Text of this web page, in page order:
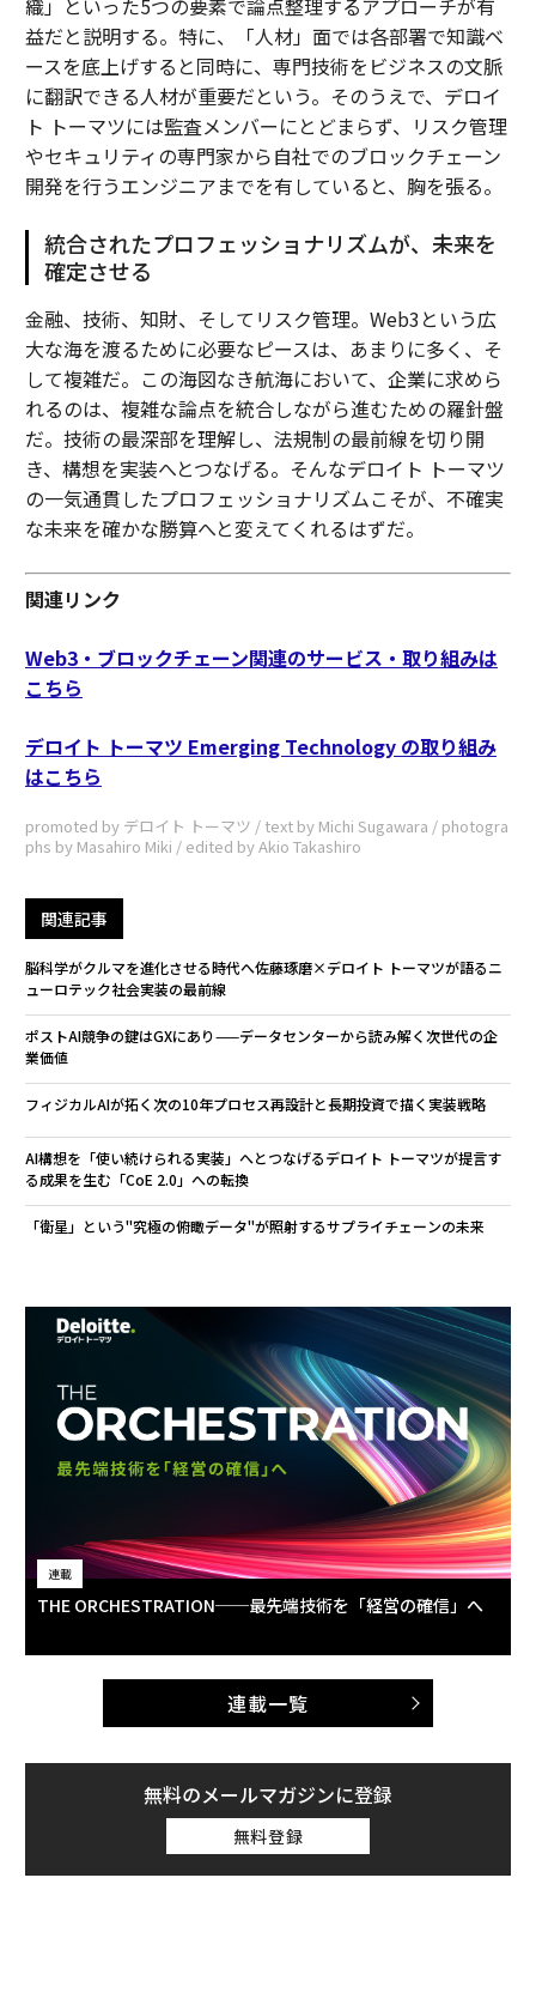
益だと説明する。特に、「人材」面では各部署で知識ベ
ースを底上げすると同時に、専門技術をビジネスの文脈
に翻訳できる人材が重要だという。そのうえで、デロイ
ト トーマツには監査メンバーにとどまらず、リスク管理
やセキュリティの専門家から自社でのブロックチェーン
開発を行うエンジニアまでを有していると、胸を張る。
統合されたプロフェッショナリズムが、未来を
確定させる
金融、技術、知財、そしてリスク管理。Web3という広
大な海を渡るために必要なピースは、あまりに多く、そ
して複雑だ。この海図なき航海において、企業に求めら
れるのは、複雑な論点を統合しながら進むための羅針盤
だ。技術の最深部を理解し、法規制の最前線を切り開
き、構想を実装へとつなげる。そんなデロイト トーマツ
の一気通貫したプロフェッショナリズムこそが、不確実
な未来を確かな勝算へと変えてくれるはずだ。
関連リンク
Web3・ブロックチェーン関連のサービス・取り組みは
こちら
デロイト トーマツ Emerging Technology の取り組み
はこちら
promoted by デロイト トーマツ / text by Michi Sugawara / photogra
phs by Masahiro Miki / edited by Akio Takashiro
関連記事
脳科学がクルマを進化させる時代へ――佐藤琢磨×デロイト トーマツが語るニ
ューロテック社会実装の最前線
ポストAI競争の鍵はGXにあり——データセンターから読み解く次世代の企
業価値
フィジカルAIが拓く次の10年――プロセス再設計と長期投資で描く実装戦略
AI構想を「使い続けられる実装」へとつなげる――デロイト トーマツが提言す
る成果を生む「CoE 2.0」への転換
「衛星」という"究極の俯瞰データ"が照射するサプライチェーンの未来
連載
THE ORCHESTRATION──最先端技術を「経営の確信」へ
連載一覧
無料のメールマガジンに登録
無料登録